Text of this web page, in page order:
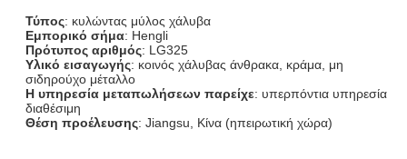
Τύπος: κυλώντας μύλος χάλυβα
Εμπορικό σήμα: Hengli
Πρότυπος αριθμός: LG325
Υλικό εισαγωγής: κοινός χάλυβας άνθρακα, κράμα, μη
σιδηρούχο μέταλλο
Η υπηρεσία μεταπωλήσεων παρείχε: υπερπόντια υπηρεσία
διαθέσιμη
Θέση προέλευσης: Jiangsu, Κίνα (ηπειρωτική χώρα)